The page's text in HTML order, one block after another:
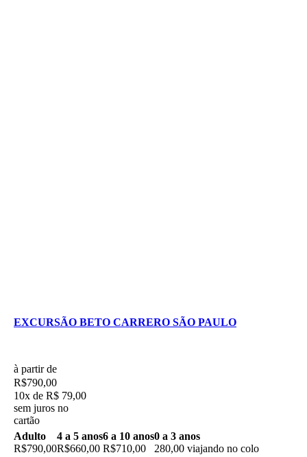
EXCURSÃO BETO CARRERO SÃO PAULO
à partir de
R$790,00
10x de R$ 79,00
sem juros no
cartão
Adulto
R$790,00
4 a 5 anos
R$660,00
6 a 10 anos
R$710,00
0 a 3 anos
280,00 viajando no colo